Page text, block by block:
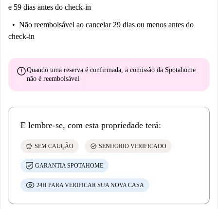
e 59 dias antes do check-in
Não reembolsável ao cancelar 29 dias ou menos antes do
check-in
errorQuando uma reserva é confirmada, a comissão da Spotahome
não é reembolsável
E lembre-se, com esta propriedade terá:
savings SEM CAUÇÃO check_circle SENHORIO VERIFICADO
GARANTIA SPOTAHOME
24H PARA VERIFICAR SUA NOVA CASA